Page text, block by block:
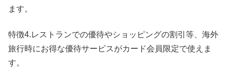
ます。
特徴4.レストランでの優待やショッピングの割引等、海外
旅行時にお得な優待サービスがカード会員限定で使えま
す。